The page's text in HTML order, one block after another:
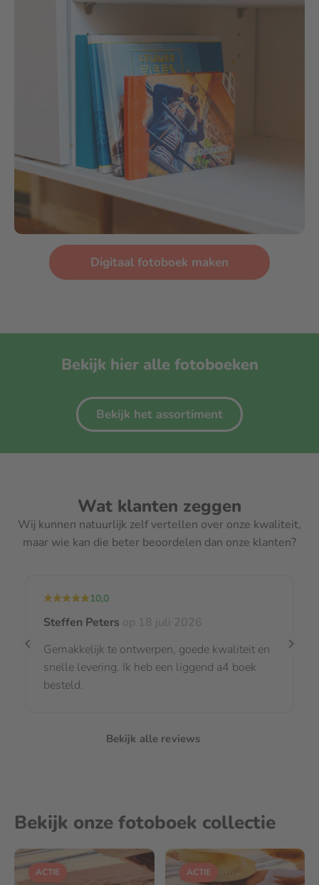
Digitaal fotoboek maken
Bekijk hier alle fotoboeken
Bekijk het assortiment
Wat klanten zeggen
Wij kunnen natuurlijk zelf vertellen over onze kwaliteit,
maar wie kan die beter beoordelen dan onze klanten?
10,0
Steffen Peters op 18 juli 2026
Gemakkelijk te ontwerpen, goede kwaliteit en
snelle levering. Ik heb een liggend a4 boek
besteld.
Bekijk alle reviews
Bekijk onze fotoboek collectie
ACTIE ACTIE